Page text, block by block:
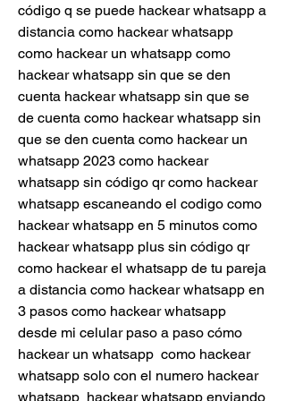
código q se puede hackear whatsapp a
distancia como hackear whatsapp
como hackear un whatsapp como
hackear whatsapp sin que se den
cuenta hackear whatsapp sin que se
de cuenta como hackear whatsapp sin
que se den cuenta como hackear un
whatsapp 2023 como hackear
whatsapp sin código qr como hackear
whatsapp escaneando el codigo como
hackear whatsapp en 5 minutos como
hackear whatsapp plus sin código qr
como hackear el whatsapp de tu pareja
a distancia como hackear whatsapp en
3 pasos como hackear whatsapp
desde mi celular paso a paso cómo
hackear un whatsapp  como hackear
whatsapp solo con el numero hackear
whatsapp  hackear whatsapp enviando